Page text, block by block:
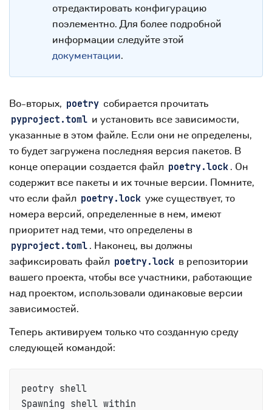
отредактировать конфигурацию
поэлементно. Для более подробной
информации следуйте этой
документации.
Во-вторых, poetry собирается прочитать
pyproject.toml и установить все зависимости,
указанные в этом файле. Если они не определены,
то будет загружена последняя версия пакетов. В
конце операции создается файл poetry.lock . Он
содержит все пакеты и их точные версии. Помните,
что если файл poetry.lock уже существует, то
номера версий, определенные в нем, имеют
приоритет над теми, что определены в
pyproject.toml . Наконец, вы должны
зафиксировать файл poetry.lock в репозитории
вашего проекта, чтобы все участники, работающие
над проектом, использовали одинаковые версии
зависимостей.
Теперь активируем только что созданную среду
следующей командой:
peotry shell
Spawning shell within